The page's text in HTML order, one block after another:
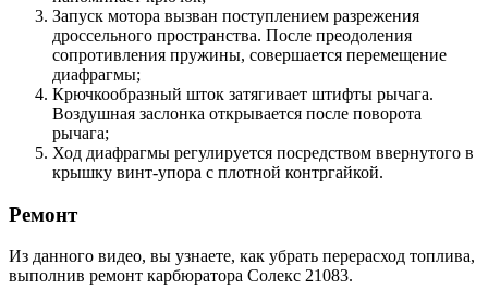
Запуск мотора вызван поступлением разрежения
дроссельного пространства. После преодоления
сопротивления пружины, совершается перемещение
диафрагмы;
Крючкообразный шток затягивает штифты рычага.
Воздушная заслонка открывается после поворота
рычага;
Ход диафрагмы регулируется посредством ввернутого в
крышку винт-упора с плотной контргайкой.
Ремонт
Из данного видео, вы узнаете, как убрать перерасход топлива,
выполнив ремонт карбюратора Солекс 21083.